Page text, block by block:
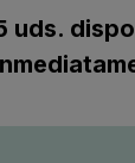
uds.